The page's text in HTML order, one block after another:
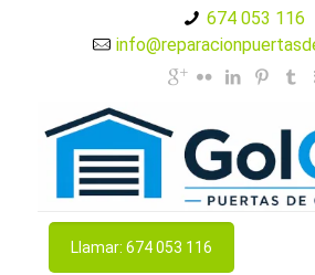
674 053 116
Llamar: 674 053 116